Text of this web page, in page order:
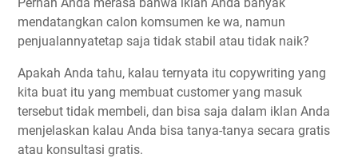
mendatangkan calon komsumen ke wa, namun
penjualannyatetap saja tidak stabil atau tidak naik?
Apakah Anda tahu, kalau ternyata itu copywriting yang
kita buat itu yang membuat customer yang masuk
tersebut tidak membeli, dan bisa saja dalam iklan Anda
menjelaskan kalau Anda bisa tanya-tanya secara gratis
atau konsultasi gratis.